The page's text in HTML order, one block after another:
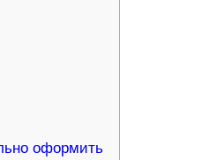
оформить